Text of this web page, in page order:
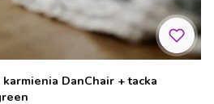
DanChair + tacka